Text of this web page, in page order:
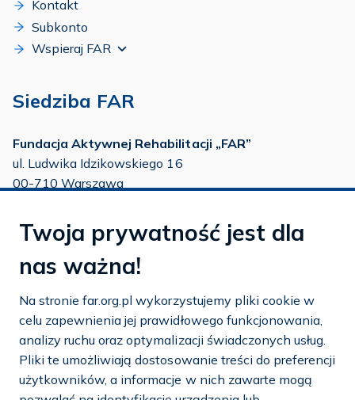
Kontakt
Subkonto
Wspieraj FAR
Siedziba FAR
Fundacja Aktywnej Rehabilitacji „FAR”
ul. Ludwika Idzikowskiego 16
00-710 Warszawa
tel.:22 651 88 03
22 858 26 39
tel.:22 642 22 91
e-mail:info@far.org.pl
Dostosuj cookies
Twoja prywatność jest dla
nas ważna!
Na stronie far.org.pl wykorzystujemy pliki cookie w
celu zapewnienia jej prawidłowego funkcjonowania,
analizy ruchu oraz optymalizacji świadczonych usług.
Pliki te umożliwiają dostosowanie treści do preferencji
użytkowników, a informacje w nich zawarte mogą